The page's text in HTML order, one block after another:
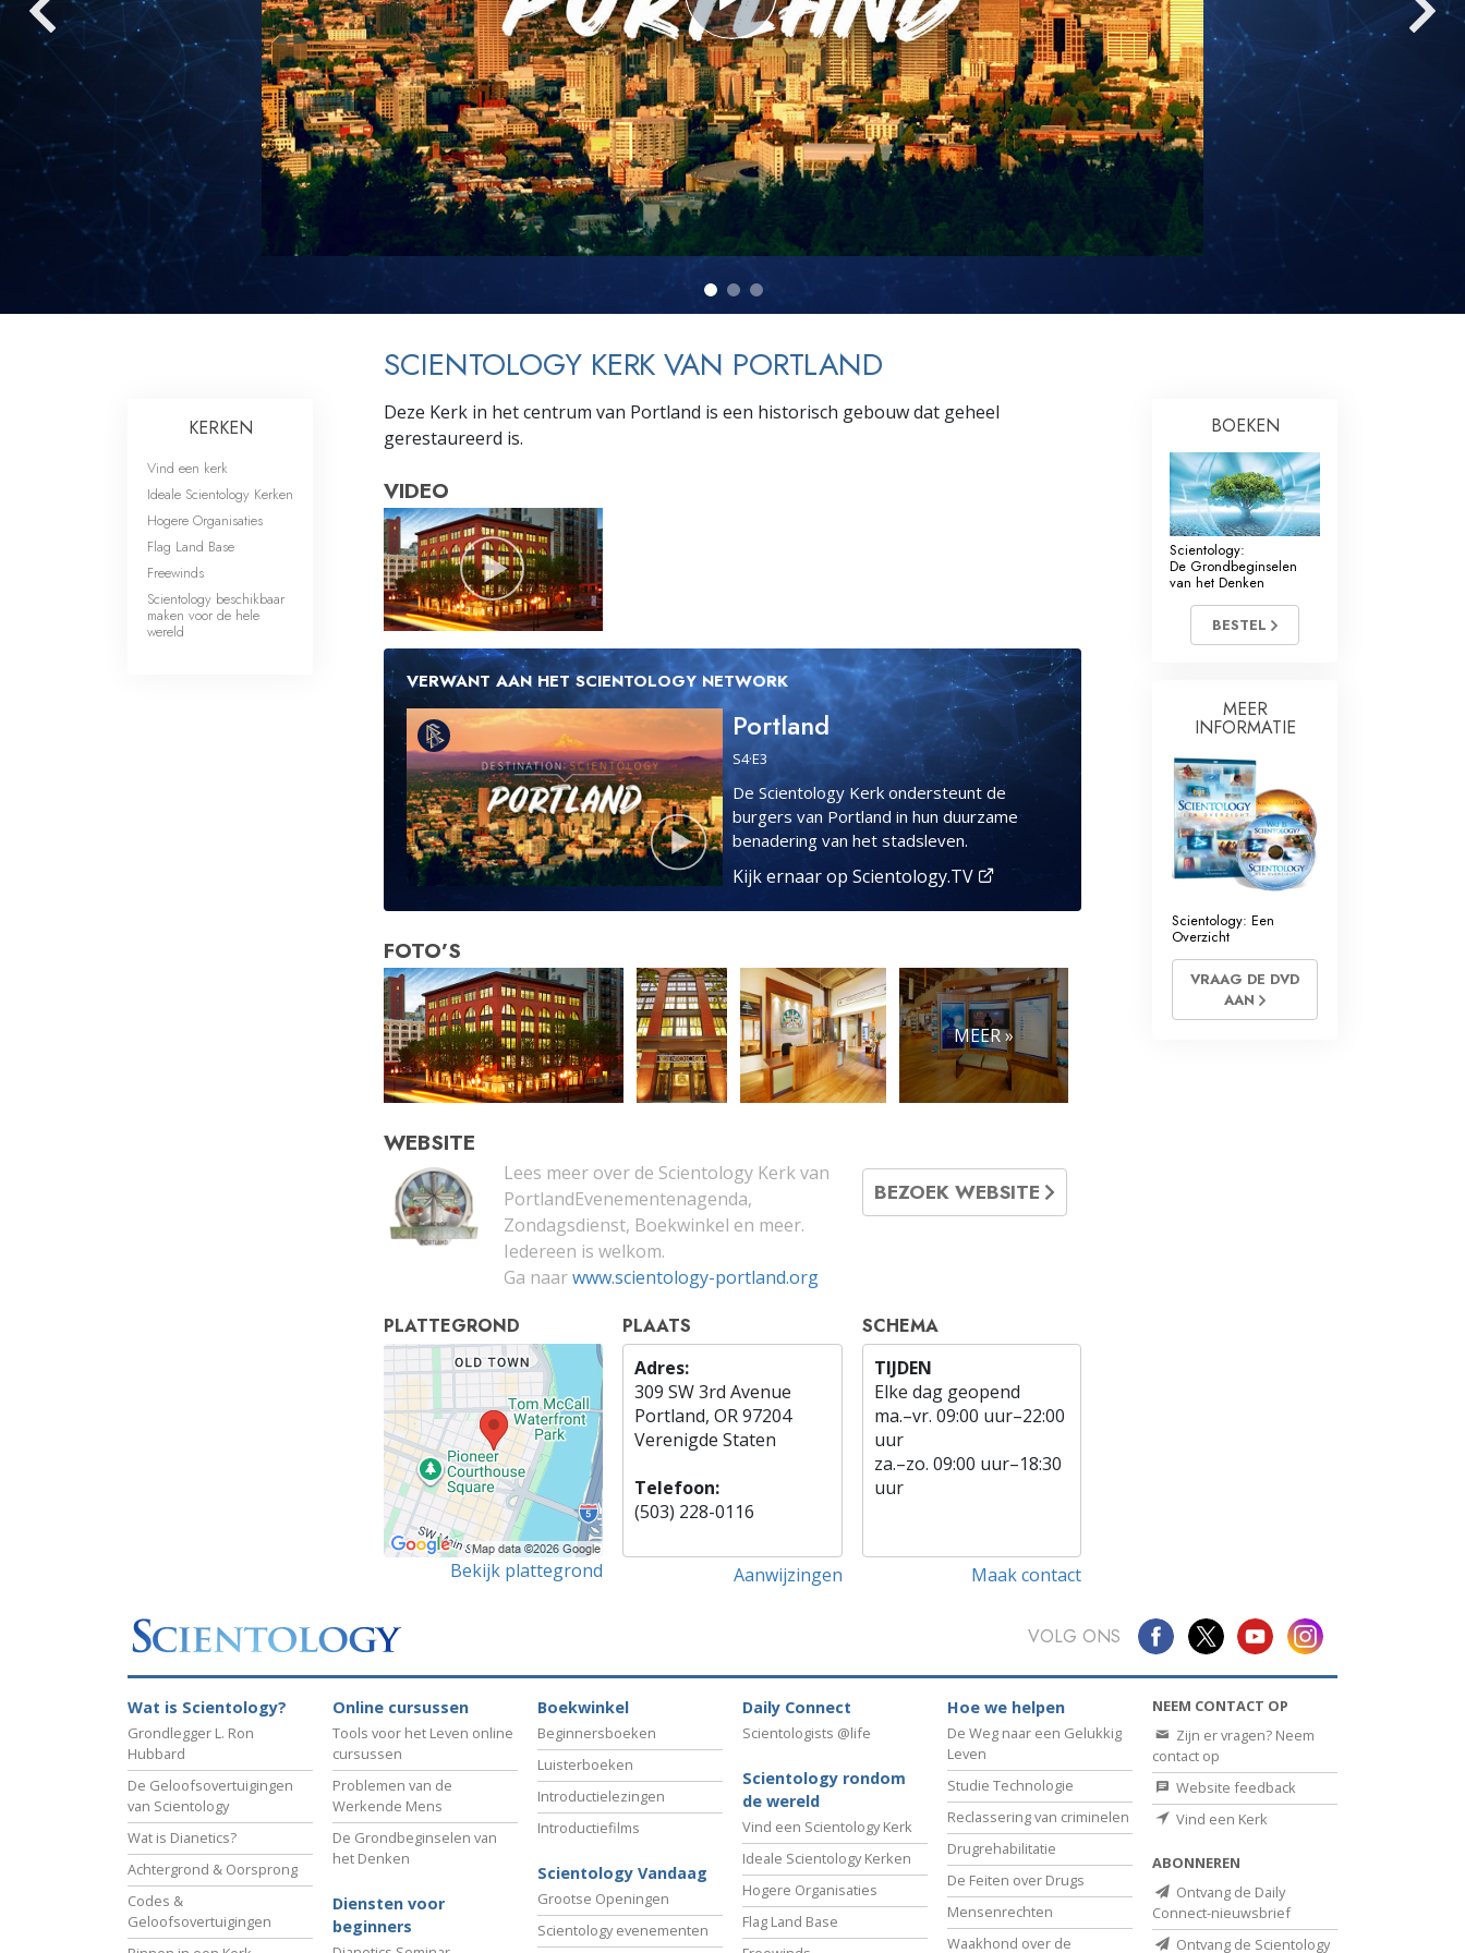
Wat is Grootheid?
Oplossingen voor het Drugsprobleem
Kinderen
Hulpmiddelen bij het Dagelijks Werk
Ethiek en de Condities
De Oorzaak van Onderdrukking
Feitenonderzoek
De Technologie van Studeren
SCIENTOLOGY KERK VAN PORTLAND
Deze Kerk in het centrum van Portland is een historisch gebouw dat geheel
gerestaureerd is.
VIDEO
VERWANT AAN HET SCIENTOLOGY NETWORK
Portland
S4·E3
De Scientology Kerk ondersteunt de
burgers van Portland in hun duurzame
benadering van het stadsleven.
Kijk ernaar op Scientology.TV
FOTO’S
MEER »
WEBSITE
Lees meer over de Scientology Kerk van
PortlandEvenementenagenda,
Zondagsdienst, Boekwinkel en meer.
Iedereen is welkom.
Ga naarwww.scientology-portland.org
BEZOEK WEBSITE
PLATTEGROND
Bekijk plattegrond
PLAATS
Adres:
309 SW 3rd Avenue
Portland, OR 97204
Verenigde Staten
Telefoon:
(503) 228-0116
Aanwijzingen
SCHEMA
TIJDEN
Elke dag geopend
ma.–vr. 09:00 uur–22:00
uur
za.–zo. 09:00 uur–18:30
uur
Maak contact
KERKEN
Vind een kerk
Ideale Scientology Kerken
Hogere Organisaties
Flag Land Base
Freewinds
Scientology beschikbaar
maken voor de hele
wereld
BOEKEN
Scientology:
De Grondbeginselen
van het Denken
BESTEL
MEER
INFORMATIE
Scientology: Een
Overzicht
VRAAG DE DVD
AAN
VOLG ONS
Wat is Scientology?
Grondlegger L. Ron
Hubbard
De Geloofsovertuigingen
van Scientology
Wat is Dianetics?
Achtergrond & Oorsprong
Codes &
Geloofsovertuigingen
Online cursussen
Tools voor het Leven online
cursussen
Problemen van de
Werkende Mens
De Grondbeginselen van
het Denken
Diensten voor
beginners
Boekwinkel
Beginnersboeken
Luisterboeken
Introductielezingen
Introductiefilms
Scientology Vandaag
Grootse Openingen
Scientology evenementen
Daily Connect
Scientologists @life
Scientology rondom
de wereld
Vind een Scientology Kerk
Ideale Scientology Kerken
Hogere Organisaties
Flag Land Base
Hoe we helpen
De Weg naar een Gelukkig
Leven
Studie Technologie
Reclassering van criminelen
Drugrehabilitatie
De Feiten over Drugs
Mensenrechten
Waakhond over de
NEEM CONTACT OP
Zijn er vragen? Neem
contact op
Website feedback
Vind een Kerk
ABONNEREN
Ontvang de Daily
Connect-nieuwsbrief
Ontvang de Scientology